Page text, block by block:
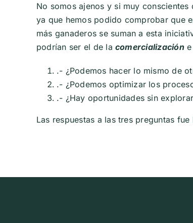
No somos ajenos y si muy
ya que hemos podido comprobar que
más ganaderos se suman a esta
podrían ser el de la comercializacióne
.- ¿Podemos hacer lo mismo de
.- ¿Podemos optimizar los
.- ¿Hay oportunidades sin
Las respuestas a las tres preguntas